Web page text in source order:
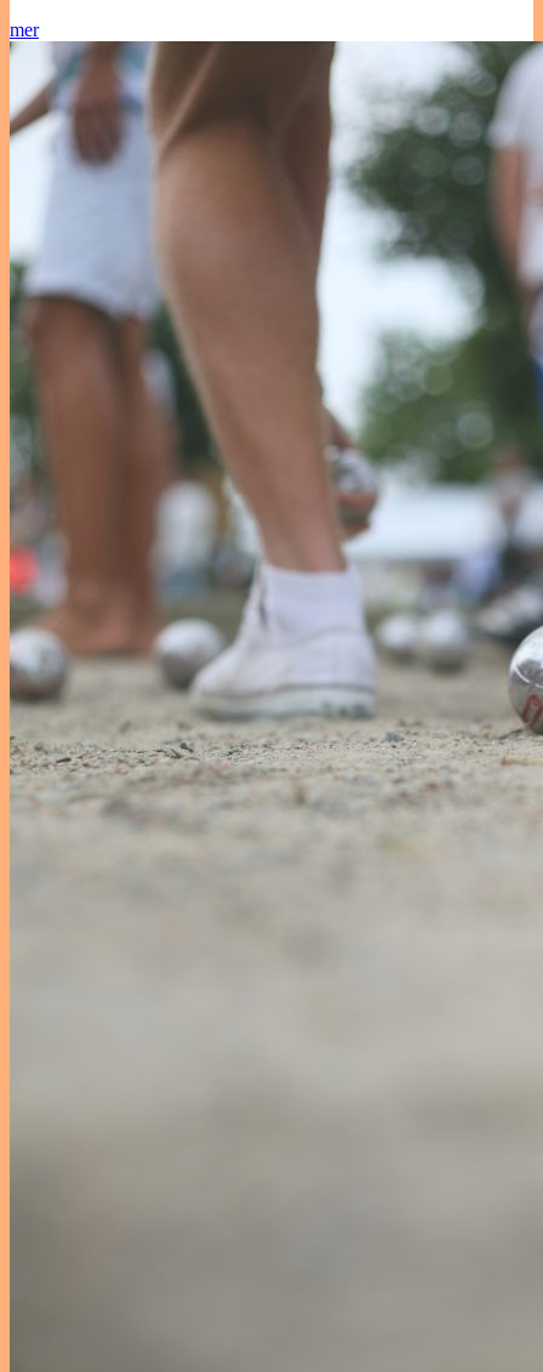
mer